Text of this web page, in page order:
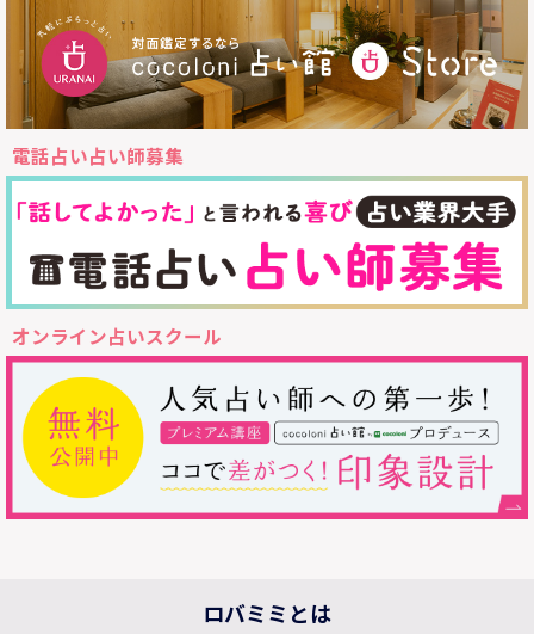
電話占い占い師募集
オンライン占いスクール
ロバミミとは